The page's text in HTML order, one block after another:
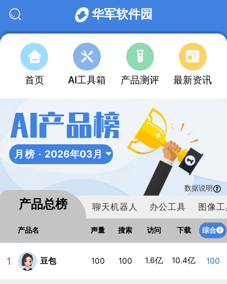
华军软件园
首页 AI工具箱 产品测评 最新资讯
AI产品榜
月榜 · 2026年03月
数据说明
产品总榜 聊天机器人 办公工具 图像
产品名 声量 搜索 访问 下载 综合
1 豆包 100 100 1.6亿 10.4亿 100